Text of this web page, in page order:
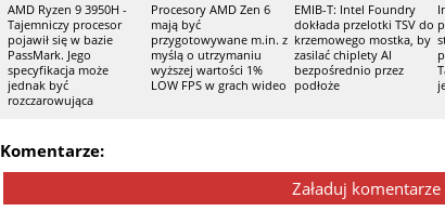
AMD Ryzen 9 3950H -
Tajemniczy procesor
pojawił się w bazie
PassMark. Jego
specyfikacja może
jednak być
rozczarowująca
Procesory AMD Zen 6
mają być
przygotowywane m.in. z
myślą o utrzymaniu
wyższej wartości 1%
LOW FPS w grach wideo
EMIB-T: Intel Foundry
dokłada przelotki TSV do
krzemowego mostka, by
zasilać chiplety AI
bezpośrednio przez
podłoże
Komentarze:
Załaduj komentarze